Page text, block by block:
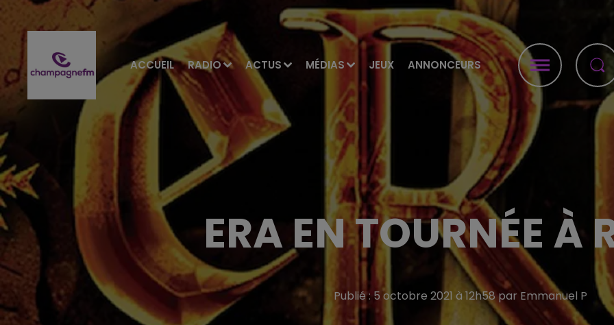
ACCUEIL RADIO ACTUS MÉDIAS JEUX ANNONCEURS
ERA EN TOURNÉE À
Publié : 5 octobre 2021 à 12h58 par Emmanuel P